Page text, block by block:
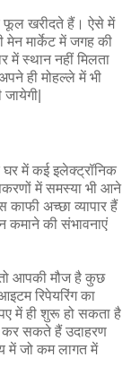
फूल खरीदते हैं। ऐसे में
मार्केट में जगह की
स्थान नहीं मिलता
ही मोहल्ले में भी
में कई इलेक्ट्रॉनिक
में समस्या भी आने
अच्छा व्यापार हैं
कमाने की संभावनाएं
आपकी मौज है कुछ
रिपेयरिंग का
में ही शुरू हो सकता है
सकते हैं उदाहरण
में जो कम लागत में